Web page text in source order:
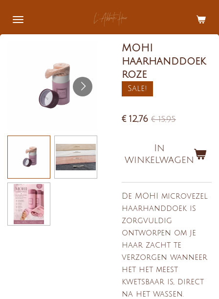
direct
naar
MOHI
haarhanddoek
roze
Sale!
€ 12,76 € 15,95
In
winkelwagen
De MOHI microvezel
haarhanddoek is
zorgvuldig
ontworpen om je
haar zacht te
verzorgen wanneer
het het meest
kwetsbaar is, direct
na het wassen.